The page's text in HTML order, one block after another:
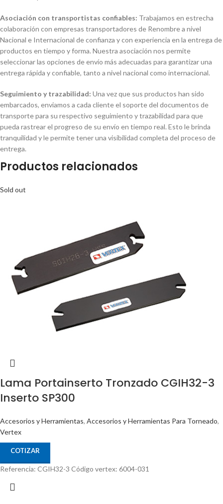
Asociación con transportistas confiables: Trabajamos en estrecha
colaboración con empresas transportadores de Renombre a nivel
Nacional e Internacional de confianza y con experiencia en la entrega de
productos en tiempo y forma. Nuestra asociación nos permite
seleccionar las opciones de envío más adecuadas para garantizar una
entrega rápida y confiable, tanto a nivel nacional como internacional.
Seguimiento y trazabilidad: Una vez que sus productos han sido
embarcados, enviamos a cada cliente el soporte del documentos de
transporte para su respectivo seguimiento y trazabilidad para que
pueda rastrear el progreso de su envío en tiempo real. Esto le brinda
tranquilidad y le permite tener una visibilidad completa del proceso de
entrega.
Productos relacionados
Sold out
Lama Portainserto Tronzado CGIH32-3
Inserto SP300
Accesorios y Herramientas, Accesorios y Herramientas Para Torneado,
Vertex
COTIZAR
Referencia: CGIH32-3 Código vertex: 6004-031